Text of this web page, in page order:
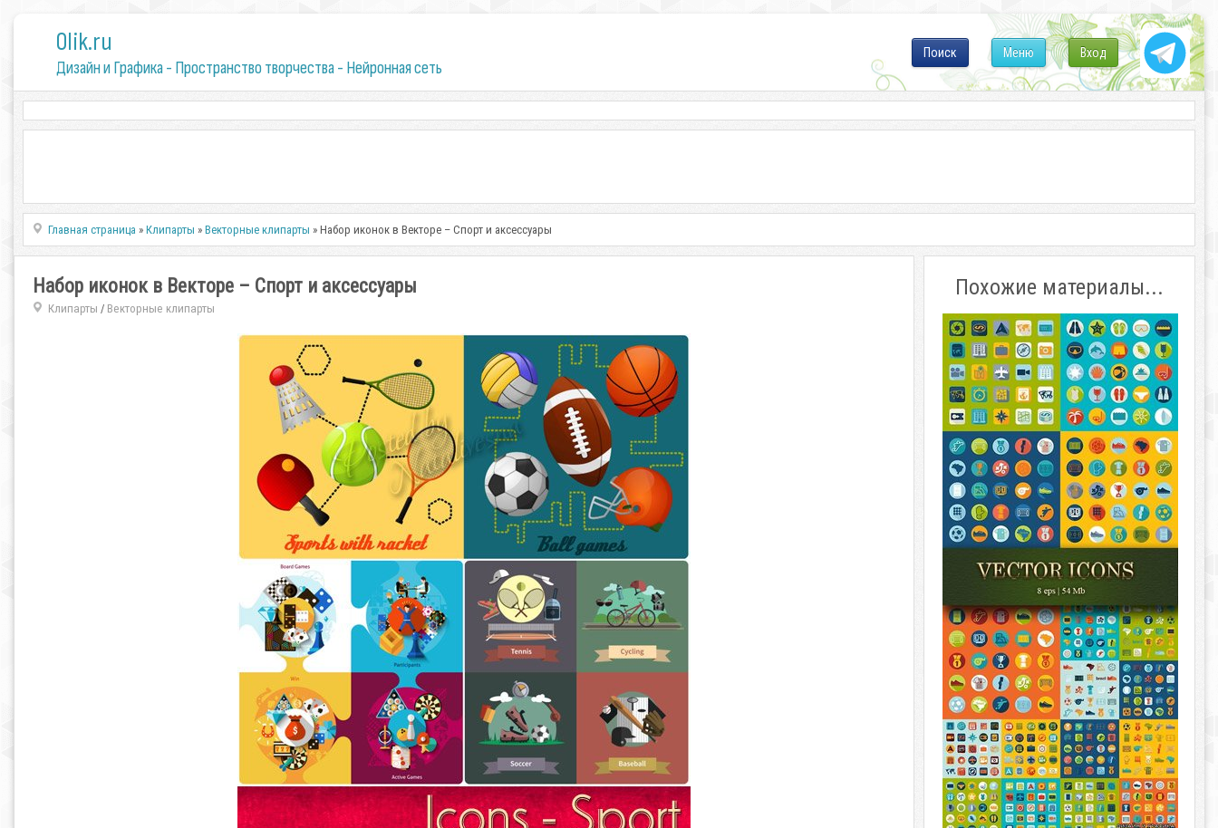
0lik.ru
Дизайн и Графика - Пространство творчества - Нейронная сеть
Вход
Меню
Поиск
Главная страница »Клипарты »Векторные клипарты » Набор иконок в Векторе – Спорт и аксессуары
Набор иконок в Векторе – Спорт и аксессуары
Клипарты / Векторные клипарты
Похожие материалы...